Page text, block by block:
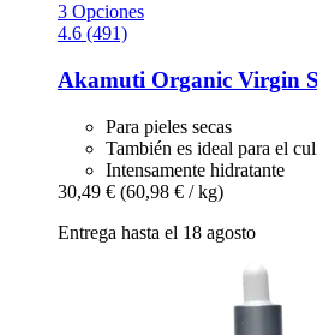
3 Opciones
4.6 (491)
Akamuti Organic Virgin
Para pieles secas
También es ideal para el
Intensamente hidratante
30,49 € (60,98 € / kg)
Entrega hasta el 18 agosto